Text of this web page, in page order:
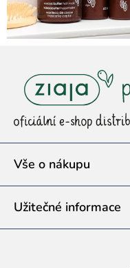
t
Vše o nákupu
Užitečné informace